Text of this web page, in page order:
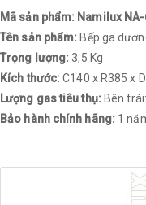
Mã sản phẩm: Namilux
Tên sản phẩm:Bếp ga
Trọng lượng: 3,5 Kg
Kích thước:C140 x R385 x
Lượng gas tiêu thụ: Bên
Bảo hành chính hãng: 1